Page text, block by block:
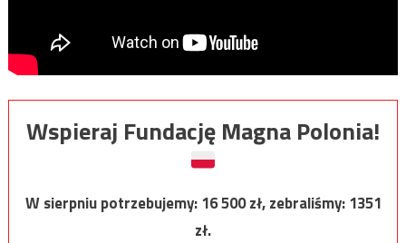
Wspieraj Fundację Magna Polonia!
W sierpniu potrzebujemy:16 500zł, zebraliśmy:1351
zł.